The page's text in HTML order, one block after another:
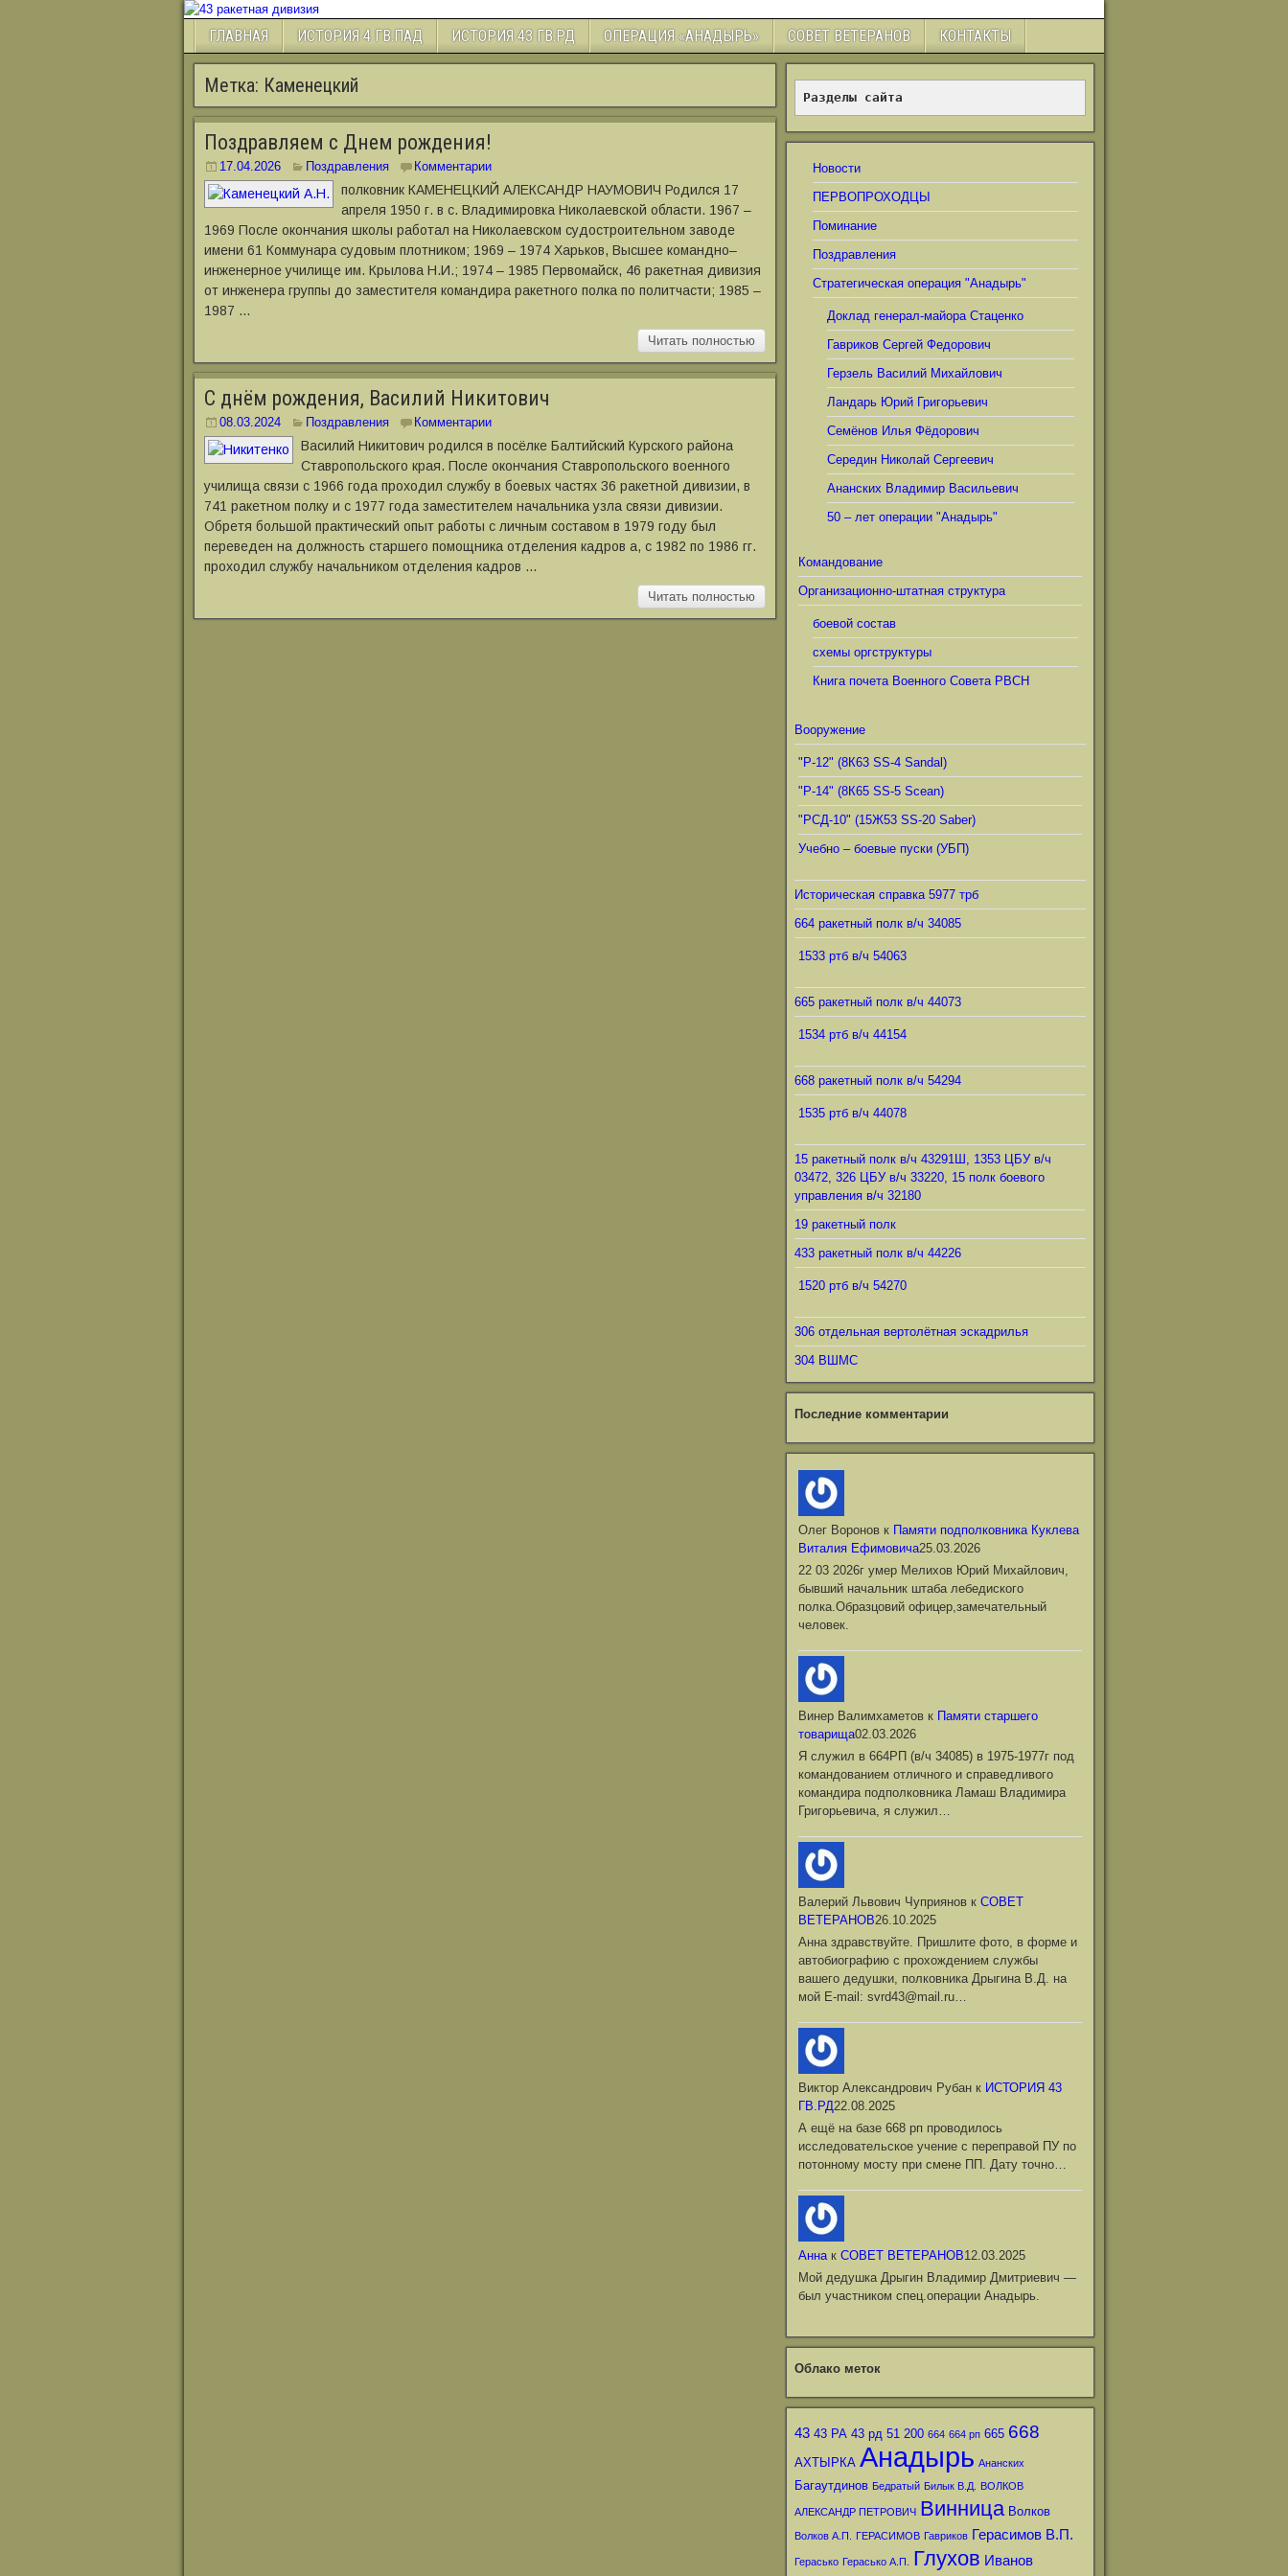
ГЛАВНАЯ ИСТОРИЯ 4 ГВ.ПАД ИСТОРИЯ 43 ГВ.РД ОПЕРАЦИЯ «АНАДЫРЬ» СОВЕТ ВЕТЕРАНОВ КОНТАКТЫ
Метка: Каменецкий
Поздравляем с Днем рождения!
17.04.2026 Поздравления Комментарии
полковник КАМЕНЕЦКИЙ АЛЕКСАНДР НАУМОВИЧ Родился 17
апреля 1950 г. в с. Владимировка Николаевской области. 1967 –
1969 После окончания школы работал на Николаевском судостроительном заводе
имени 61 Коммунара судовым плотником; 1969 – 1974 Харьков, Высшее командно–
инженерное училище им. Крылова Н.И.; 1974 – 1985 Первомайск, 46 ракетная дивизия
от инженера группы до заместителя командира ракетного полка по политчасти; 1985 –
1987 …
Читать полностью
С днём рождения, Василий Никитович
08.03.2024 Поздравления Комментарии
Василий Никитович родился в посёлке Балтийский Курского района
Ставропольского края. После окончания Ставропольского военного
училища связи с 1966 года проходил службу в боевых частях 36 ракетной дивизии, в
741 ракетном полку и с 1977 года заместителем начальника узла связи дивизии.
Обретя большой практический опыт работы с личным составом в 1979 году был
переведен на должность старшего помощника отделения кадров а, с 1982 по 1986 гг.
проходил службу начальником отделения кадров …
Читать полностью
Разделы сайта
Новости
ПЕРВОПРОХОДЦЫ
Поминание
Поздравления
Стратегическая операция "Анадырь"
Доклад генерал-майора Стаценко
Гавриков Сергей Федорович
Герзель Василий Михайлович
Ландарь Юрий Григорьевич
Семёнов Илья Фёдорович
Середин Николай Сергеевич
Ананских Владимир Васильевич
50 – лет операции "Анадырь"
Командование
Организационно-штатная структура
боевой состав
схемы оргструктуры
Книга почета Военного Совета РВСН
Вооружение
"Р-12" (8К63 SS-4 Sandal)
"Р-14" (8К65 SS-5 Scean)
"РСД-10" (15Ж53 SS-20 Saber)
Учебно – боевые пуски (УБП)
Историческая справка 5977 трб
664 ракетный полк в/ч 34085
1533 ртб в/ч 54063
665 ракетный полк в/ч 44073
1534 ртб в/ч 44154
668 ракетный полк в/ч 54294
1535 ртб в/ч 44078
15 ракетный полк в/ч 43291Ш, 1353 ЦБУ в/ч
03472, 326 ЦБУ в/ч 33220, 15 полк боевого
управления в/ч 32180
19 ракетный полк
433 ракетный полк в/ч 44226
1520 ртб в/ч 54270
306 отдельная вертолётная эскадрилья
304 ВШМС
Последние комментарии
Олег Вороновк Памяти подполковника Куклева
Виталия Ефимовича25.03.2026
22 03 2026г умер Мелихов Юрий Михайлович,
бывший начальник штаба лебедиского
полка.Образцовий офицер,замечательный
человек.
Винер Валимхаметовк Памяти старшего
товарища02.03.2026
Я служил в 664РП (в/ч 34085) в 1975-1977г под
командованием отличного и справедливого
командира подполковника Ламаш Владимира
Григорьевича, я служил…
Валерий Львович Чуприяновк СОВЕТ
ВЕТЕРАНОВ26.10.2025
Анна здравствуйте. Пришлите фото, в форме и
автобиографию с прохождением службы
вашего дедушки, полковника Дрыгина В.Д. на
мой Е-mail: svrd43@mail.ru…
Виктор Александрович Рубанк ИСТОРИЯ 43
ГВ.РД22.08.2025
А ещё на базе 668 рп проводилось
исследовательское учение с переправой ПУ по
потонному мосту при смене ПП. Дату точно…
Аннак СОВЕТ ВЕТЕРАНОВ12.03.2025
Мой дедушка Дрыгин Владимир Дмитриевич —
был участником спец.операции Анадырь.
Облако меток
43 43 РА 43 рд 51 200 664 664 рп 665 668
АХТЫРКА Анадырь Ананских
Багаутдинов Бедратый Билык В.Д. ВОЛКОВ
АЛЕКСАНДР ПЕТРОВИЧ Винница Волков
Волков А.П. ГЕРАСИМОВ Гавриков Герасимов В.П.
Герасько Герасько А.П. Глухов Иванов